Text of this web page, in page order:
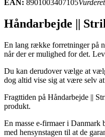
EAN: 8901003407105
Håndarbejde ||
En lang række forretninger på
når der er mulighed for det.
Du kan derudover vælge at
dog altid vise sig at være selv
Fragttiden på Håndarbejde ||
produkt.
En masse e-firmaer i Danmark
med hensynstagen til at de